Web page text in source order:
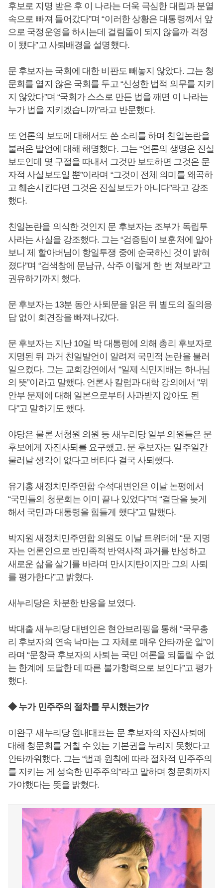
후보로 지명 받은 후 이 나라는 더욱 극심한 대립과 분열
속으로 빠져 들어갔다”며 “이러한 상황은 대통령께서 앞
으로 국정운영을 하시는데 걸림돌이 되지 않을까 걱정
이 됐다”고 사퇴배경을 설명했다.
문 후보자는 국회에 대한 비판도 빼놓지 않았다. 그는 청
문회를 열지 않은 국회를 두고 “신성한 법적 의무를 지키
지 않았다”며 “국회가 스스로 만든 법을 깨면 이 나라는
누가 법을 지키겠습니까”라고 반문했다.
또 언론의 보도에 대해서도 쓴 소리를 하며 친일논란을
불러온 발언에 대해 해명했다. 그는 “언론의 생명은 진실
보도인데 몇 구절을 따내서 그것만 보도하면 그것은 문
자적 사실보도일 뿐”이라며 “그것이 전체 의미를 왜곡하
고 훼손시킨다면 그것은 진실보도가 아니다”라고 강조
했다.
친일논란을 의식한 것인지 문 후보자는 조부가 독립투
사라는 사실을 강조했다. 그는 “검증팀이 보훈처에 알아
보니 제 할아버님이 항일투쟁 중에 순국하신 것이 밝혀
졌다”며 “검색창에 문남규, 삭주 이렇게 한 번 쳐보라”고
권유하기까지 했다.
문 후보자는 13분 동안 사퇴문을 읽은 뒤 별도의 질의응
답 없이 회견장을 빠져나갔다.
문 후보자는 지난 10일 박 대통령에 의해 총리 후보자로
지명된 뒤 과거 친일발언이 알려져 국민적 논란을 불러
일으켰다. 그는 교회강연에서 “일제 식민지배는 하나님
의 뜻”이라고 말했다. 언론사 칼럼과 대학 강의에서 "위
안부 문제에 대해 일본으로부터 사과받지 않아도 된
다"고 말하기도 했다.
야당은 물론 서청원 의원 등 새누리당 일부 의원들은 문
후보에게 자진사퇴를 요구했고, 문 후보자는 일주일간
물러날 생각이 없다고 버티다 결국 사퇴했다.
유기홍 새정치민주연합 수석대변인은 이날 논평에서
“국민들의 청문회는 이미 끝나 있었다”며 “결단을 늦게
해서 국민과 대통령을 힘들게 했다”고 말했다.
박지원 새정치민주연합 의원도 이날 트위터에 “문 지명
자는 언론인으로 반민족적 반역사적 과거를 반성하고
새로운 삶을 살기를 바라며 만시지탄이지만 그의 사퇴
를 평가한다”고 밝혔다.
새누리당은 차분한 반응을 보였다.
박대출 새누리당 대변인은 현안브리핑을 통해 “국무총
리 후보자의 연속 낙마는 그 자체로 매우 안타까운 일”이
라며 “문창극 후보자의 사퇴는 국민 여론을 되돌릴 수 없
는 한계에 도달한 데 따른 불가항력으로 보인다”고 평가
했다.
◆ 누가 민주주의 절차를 무시했는가?
이완구 새누리당 원내대표는 문 후보자의 자진사퇴에
대해 청문회를 거칠 수 있는 기본권을 누리지 못했다고
안타까워했다. 그는 “법과 원칙에 따라 절차적 민주주의
를 지키는 게 성숙한 민주주의”라고 말하며 청문회까지
가야했다는 뜻을 밝혔다.